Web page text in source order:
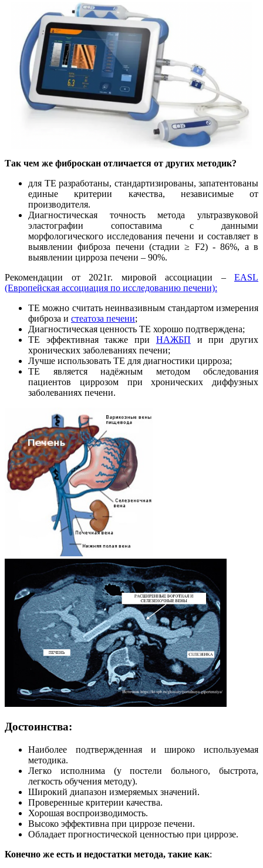
Так чем же фиброскан отличается от других методик?
для ТЕ разработаны, стандартизированы, запатентованы
единые критерии качества, независимые от
производителя.
Диагностическая точность метода ультразвуковой
эластографии сопоставима с данными
морфологического исследования печени и составляет в
выявлении фиброза печени (стадии ≥ F2) - 86%, а в
выявлении цирроза печени – 90%.
Рекомендации от 2021г. мировой ассоциации – EASL
(Европейская ассоциация по исследованию печени):
ТЕ можно считать неинвазивным стандартом измерения
фиброза и стеатоза печени;
Диагностическая ценность ТЕ хорошо подтверждена;
ТЕ эффективная также при НАЖБП и при других
хронических заболеваниях печени;
Лучше использовать ТЕ для диагностики цирроза;
ТЕ является надёжным методом обследования
пациентов циррозом при хронических диффузных
заболеваниях печени.
Достоинства:
Наиболее подтвержденная и широко используемая
методика.
Легко исполнима (у постели больного, быстрота,
легкость обучения методу).
Широкий диапазон измеряемых значений.
Проверенные критерии качества.
Хорошая воспроизводимость.
Высоко эффективна при циррозе печени.
Обладает прогностической ценностью при циррозе.
Конечно же есть и недостатки метода, такие как: